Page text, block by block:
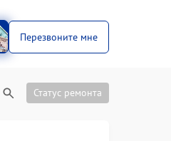
Перезвоните мне
Статус ремонта